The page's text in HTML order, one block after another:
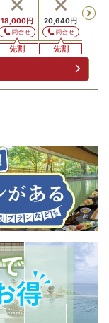
18,000円
問合せ
先割
20,640円
問合せ
先割